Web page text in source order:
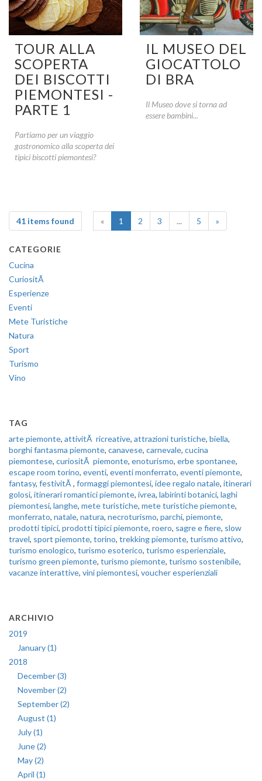
TOUR ALLA
SCOPERTA
DEI BISCOTTI
PIEMONTESI -
PARTE 1
Partiamo per un viaggio
gastronomico alla scoperta dei
tipici biscotti piemontesi?
IL MUSEO DEL
GIOCATTOLO
DI BRA
Il Museo dove si torna ad
essere bambini...
41 items found « 1 2 3 ... 5 »
CATEGORIE
Cucina
CuriositÃ
Esperienze
Eventi
Mete Turistiche
Natura
Sport
Turismo
Vino
TAG
arte piemonte, attivitÃ ricreative, attrazioni turistiche, biella,
borghi fantasma piemonte, canavese, carnevale, cucina
piemontese, curiositÃ piemonte, enoturismo, erbe spontanee,
escape room torino, eventi, eventi monferrato, eventi piemonte,
fantasy, festivitÃ , formaggi piemontesi, idee regalo natale, itinerari
golosi, itinerari romantici piemonte, ivrea, labirinti botanici, laghi
piemontesi, langhe, mete turistiche, mete turistiche piemonte,
monferrato, natale, natura, necroturismo, parchi, piemonte,
prodotti tipici, prodotti tipici piemonte, roero, sagre e fiere, slow
travel, sport piemonte, torino, trekking piemonte, turismo attivo,
turismo enologico, turismo esoterico, turismo esperienziale,
turismo green piemonte, turismo piemonte, turismo sostenibile,
vacanze interattive, vini piemontesi, voucher esperienziali
ARCHIVIO
2019
January (1)
2018
December (3)
November (2)
September (2)
August (1)
July (1)
June (2)
May (2)
April (1)